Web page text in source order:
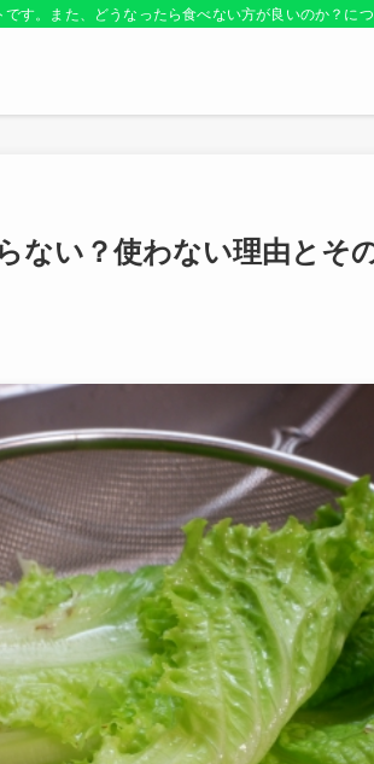
す。また、どうなったら食べない方が良いのか？に
ない？使わない理由とそ